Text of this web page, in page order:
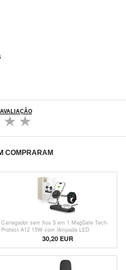
COMPRARAM
Carregador sem fios 3 em 1 MagSafe Tech-
Protect A12 15W com lâmpada LED
incorporada - Preto30,20 EUR